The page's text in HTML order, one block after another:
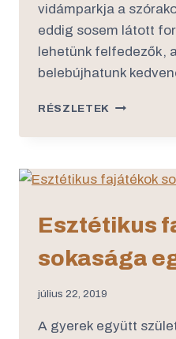
vidámparkja a
eddig sosem látott
lehetünk felfedezők,
belebújhatunk
RÉSZLETEK
Esztétikus
sokasága
július 22, 2019
A gyerek együtt